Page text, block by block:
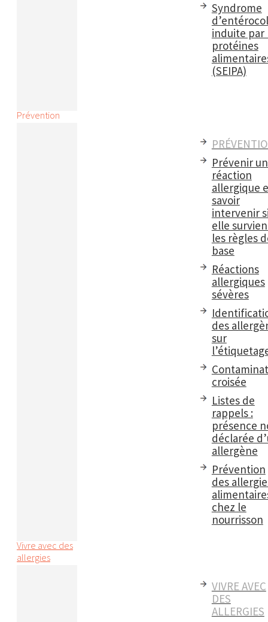
Syndrome
induite par
protéines
(SEIPA)
Prévention
Prévenir
réaction
allergique
savoir
intervenir
elle
les règles
base
Réactions
allergiques
sévères
des
sur
croisée
Listes de
rappels :
présence
déclarée
allergène
Prévention
des
chez le
nourrisson
Vivre avec des
allergies
VIVRE AVEC
DES
ALLERGIES